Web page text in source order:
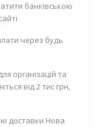
банківською
через будь
організацій та
від 2 тис грн,
доставки Нова